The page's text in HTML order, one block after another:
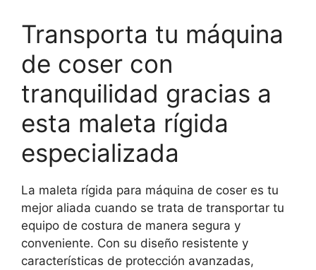
Transporta tu máquina
de coser con
tranquilidad gracias a
esta maleta rígida
especializada
La maleta rígida para máquina de coser es tu
mejor aliada cuando se trata de transportar tu
equipo de costura de manera segura y
conveniente. Con su diseño resistente y
características de protección avanzadas,